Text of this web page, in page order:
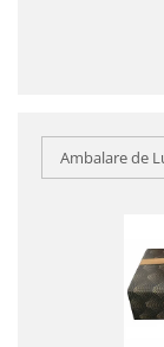
Ambalare de